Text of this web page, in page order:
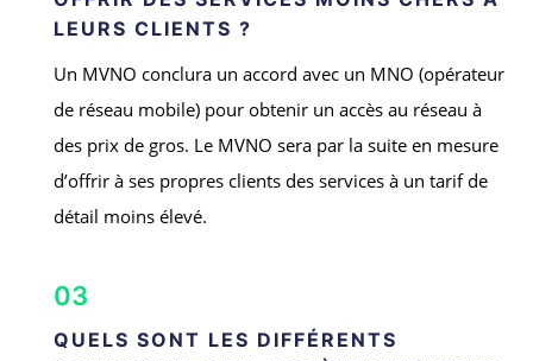
LEURS CLIENTS ?
Un MVNO conclura un accord avec un MNO (opérateur
de réseau mobile) pour obtenir un accès au réseau à
des prix de gros. Le MVNO sera par la suite en mesure
d’offrir à ses propres clients des services à un tarif de
détail moins élevé.
03
QUELS SONT LES DIFFÉRENTS